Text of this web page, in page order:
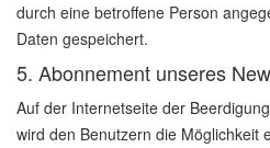
durch eine betroffene Person
Daten gespeichert.
5. Abonnement unseres
Auf der Internetseite der
wird den Benutzern die Möglichkeit